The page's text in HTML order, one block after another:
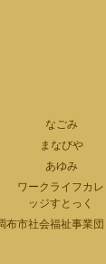
なごみ
まなびや
あゆみ
ワークライフカレ
ッジすとっく
布市社会福祉事業団